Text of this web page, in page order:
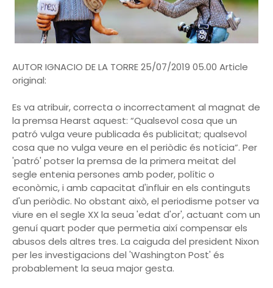
AUTOR IGNACIO DE LA TORRE 25/07/2019 05.00 Article
original:
Es va atribuir, correcta o incorrectament al magnat de
la premsa Hearst aquest: “Qualsevol cosa que un
patró vulga veure publicada és publicitat; qualsevol
cosa que no vulga veure en el periòdic és notícia”. Per
'patró' potser la premsa de la primera meitat del
segle entenia persones amb poder, polític o
econòmic, i amb capacitat d'influir en els continguts
d'un periòdic. No obstant això, el periodisme potser va
viure en el segle XX la seua 'edat d'or', actuant com un
genuí quart poder que permetia així compensar els
abusos dels altres tres. La caiguda del president Nixon
per les investigacions del 'Washington Post' és
probablement la seua major gesta.